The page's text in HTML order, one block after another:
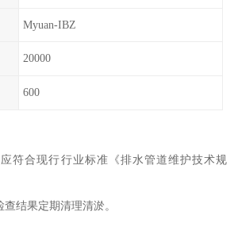
Myuan-IBZ
20000
600
符合现行行业标准《排水管道维护技术规
结果定期清理清淤。